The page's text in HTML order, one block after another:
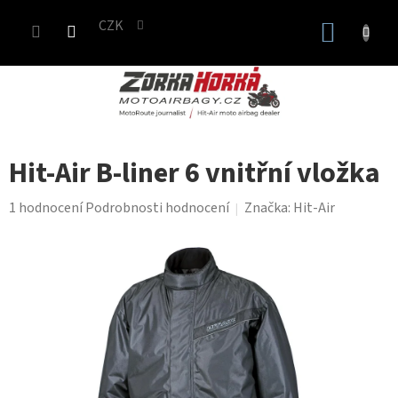
CZK
Hit-Air B-liner 6 vnitřní vložka
Průměrné
1 hodnoceníPodrobnosti hodnocení Značka: Hit-Air